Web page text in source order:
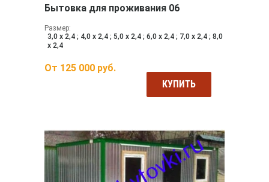
Бытовка для проживания 06
Размер:
3,0 х 2,4 ; 4,0 х 2,4 ; 5,0 х 2,4 ; 6,0 х 2,4 ; 7,0 х 2,4 ; 8,0
х 2,4
От 125 000 руб.
КУПИТЬ